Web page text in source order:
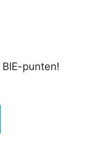
BIE-punten!